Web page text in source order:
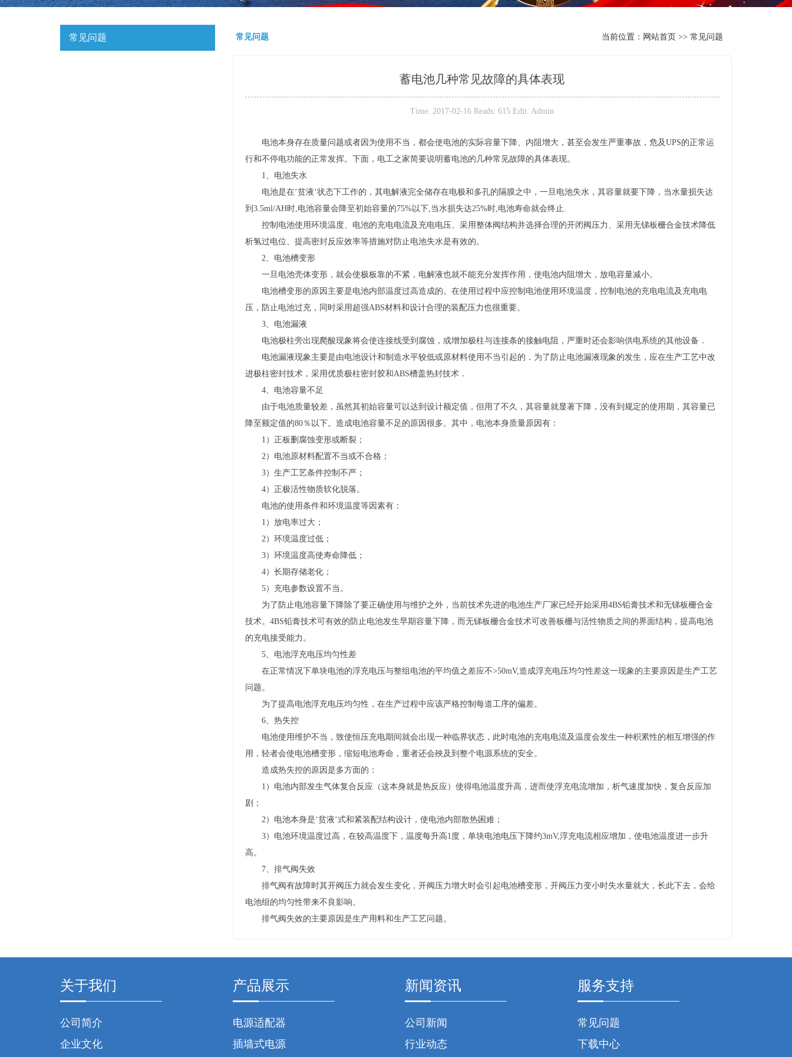
常见问题 常见问题 当前位置： 网站首页 >> 常见问题
蓄电池几种常见故障的具体表现
Time: 2017-02-16 Reads: 615 Edit: Admin
电池本身存在质量问题或者因为使用不当，都会使电池的实际容量下降、内阻增大，甚至会发生严重事故，危及UPS的正常运
行和不停电功能的正常发挥。下面，电工之家简要说明蓄电池的几种常见故障的具体表现。
1、电池失水
电池是在‘贫液‘状态下工作的，其电解液完全储存在电极和多孔的隔膜之中，一旦电池失水，其容量就要下降，当水量损失达
到3.5ml/AH时,电池容量会降至初始容量的75%以下,当水损失达25%时,电池寿命就会终止.
控制电池使用环境温度、电池的充电电流及充电电压、采用整体阀结构并选择合理的开闭阀压力、采用无锑板栅合金技术降低
析氢过电位、提高密封反应效率等措施对防止电池失水是有效的。
2、电池槽变形
一旦电池壳体变形，就会使极板靠的不紧，电解液也就不能充分发挥作用，使电池内阻增大，放电容量减小。
电池槽变形的原因主要是电池内部温度过高造成的。在使用过程中应控制电池使用环境温度，控制电池的充电电流及充电电
压，防止电池过充，同时采用超强ABS材料和设计合理的装配压力也很重要。
3、电池漏液
电池极柱旁出现爬酸现象将会使连接线受到腐蚀，或增加极柱与连接条的接触电阻，严重时还会影响供电系统的其他设备．
电池漏液现象主要是由电池设计和制造水平较低或原材料使用不当引起的．为了防止电池漏液现象的发生，应在生产工艺中改
进极柱密封技术，采用优质极柱密封胶和ABS槽盖热封技术．
4、电池容量不足
由于电池质量较差，虽然其初始容量可以达到设计额定值，但用了不久，其容量就显著下降，没有到规定的使用期，其容量已
降至额定值的80％以下。造成电池容量不足的原因很多。其中，电池本身质量原因有：
1）正板删腐蚀变形或断裂；
2）电池原材料配置不当或不合格；
3）生产工艺条件控制不严；
4）正极活性物质软化脱落。
电池的使用条件和环境温度等因素有：
1）放电率过大；
2）环境温度过低；
3）环境温度高使寿命降低；
4）长期存储老化；
5）充电参数设置不当。
为了防止电池容量下降除了要正确使用与维护之外，当前技术先进的电池生产厂家已经开始采用4BS铅膏技术和无锑板栅合金
技术。4BS铅膏技术可有效的防止电池发生早期容量下降，而无锑板栅合金技术可改善板栅与活性物质之间的界面结构，提高电池
的充电接受能力。
5、电池浮充电压均匀性差
在正常情况下单块电池的浮充电压与整组电池的平均值之差应不>50mV,造成浮充电压均匀性差这一现象的主要原因是生产工艺
问题。
为了提高电池浮充电压均匀性，在生产过程中应该严格控制每道工序的偏差。
6、热失控
电池使用维护不当，致使恒压充电期间就会出现一种临界状态，此时电池的充电电流及温度会发生一种积累性的相互增强的作
用，轻者会使电池槽变形，缩短电池寿命，重者还会殃及到整个电源系统的安全。
造成热失控的原因是多方面的：
1）电池内部发生气体复合反应（这本身就是热反应）使得电池温度升高，进而使浮充电流增加，析气速度加快，复合反应加
剧；
2）电池本身是‘贫液‘式和紧装配结构设计，使电池内部散热困难；
3）电池环境温度过高，在较高温度下，温度每升高1度，单块电池电压下降约3mV,浮充电流相应增加，使电池温度进一步升
高。
7、排气阀失效
排气阀有故障时其开阀压力就会发生变化，开阀压力增大时会引起电池槽变形，开阀压力变小时失水量就大，长此下去，会给
电池组的均匀性带来不良影响。
排气阀失效的主要原因是生产用料和生产工艺问题。
关于我们
公司简介
企业文化
产品展示
电源适配器
插墙式电源
新闻资讯
公司新闻
行业动态
服务支持
常见问题
下载中心